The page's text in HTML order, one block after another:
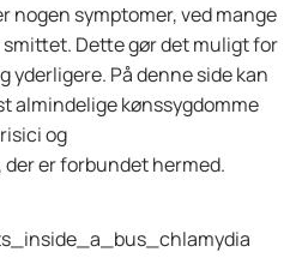
nogen symptomer, ved mange
smittet. Dette gør det muligt for
yderligere. På denne side kan
almindelige kønssygdomme
og
er forbundet hermed.